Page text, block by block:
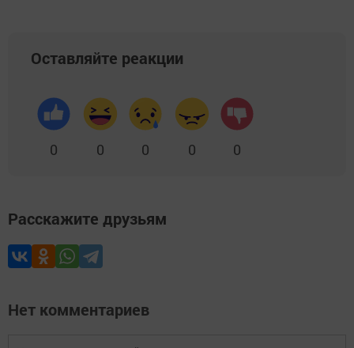
Оставляйте реакции
0 0 0 0 0
Расскажите друзьям
Нет комментариев